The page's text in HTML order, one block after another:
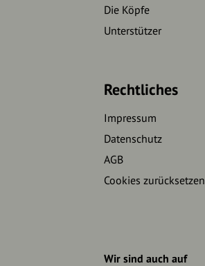
Die Köpfe
Unterstützer
Rechtliches
Impressum
Datenschutz
AGB
Cookies zurücksetzen
Wir sind auch auf